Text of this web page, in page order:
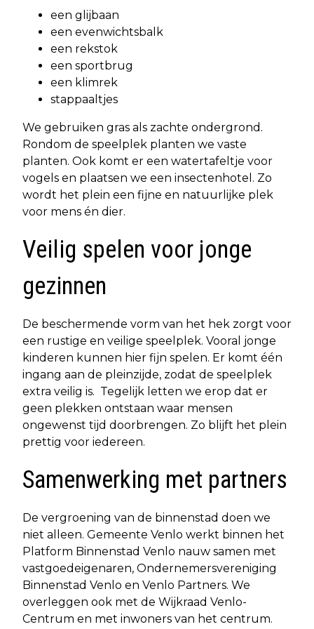
een glijbaan
een evenwichtsbalk
een rekstok
een sportbrug
een klimrek
stappaaltjes
We gebruiken gras als zachte ondergrond.
Rondom de speelplek planten we vaste
planten. Ook komt er een watertafeltje voor
vogels en plaatsen we een insectenhotel. Zo
wordt het plein een fijne en natuurlijke plek
voor mens én dier.
Veilig spelen voor jonge
gezinnen
De beschermende vorm van het hek zorgt voor
een rustige en veilige speelplek. Vooral jonge
kinderen kunnen hier fijn spelen. Er komt één
ingang aan de pleinzijde, zodat de speelplek
extra veilig is. Tegelijk letten we erop dat er
geen plekken ontstaan waar mensen
ongewenst tijd doorbrengen. Zo blijft het plein
prettig voor iedereen.
Samenwerking met partners
De vergroening van de binnenstad doen we
niet alleen. Gemeente Venlo werkt binnen het
Platform Binnenstad Venlo nauw samen met
vastgoedeigenaren, Ondernemersvereniging
Binnenstad Venlo en Venlo Partners. We
overleggen ook met de Wijkraad Venlo-
Centrum en met inwoners van het centrum.